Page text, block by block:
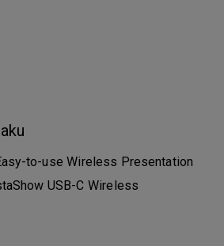
to-use Wireless Presentation
USB-C Wireless